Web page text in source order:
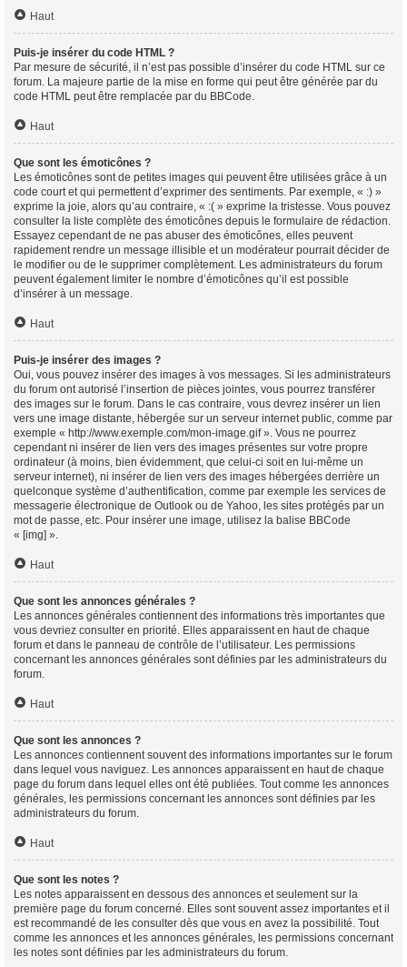
Haut
Puis-je insérer du code HTML ?
Par mesure de sécurité, il n’est pas possible d’insérer du code HTML sur ce
forum. La majeure partie de la mise en forme qui peut être générée par du
code HTML peut être remplacée par du BBCode.
Haut
Que sont les émoticônes ?
Les émoticônes sont de petites images qui peuvent être utilisées grâce à un
code court et qui permettent d’exprimer des sentiments. Par exemple, « :) »
exprime la joie, alors qu’au contraire, « :( » exprime la tristesse. Vous pouvez
consulter la liste complète des émoticônes depuis le formulaire de rédaction.
Essayez cependant de ne pas abuser des émoticônes, elles peuvent
rapidement rendre un message illisible et un modérateur pourrait décider de
le modifier ou de le supprimer complètement. Les administrateurs du forum
peuvent également limiter le nombre d’émoticônes qu’il est possible
d’insérer à un message.
Haut
Puis-je insérer des images ?
Oui, vous pouvez insérer des images à vos messages. Si les administrateurs
du forum ont autorisé l’insertion de pièces jointes, vous pourrez transférer
des images sur le forum. Dans le cas contraire, vous devrez insérer un lien
vers une image distante, hébergée sur un serveur internet public, comme par
exemple « http://www.exemple.com/mon-image.gif ». Vous ne pourrez
cependant ni insérer de lien vers des images présentes sur votre propre
ordinateur (à moins, bien évidemment, que celui-ci soit en lui-même un
serveur internet), ni insérer de lien vers des images hébergées derrière un
quelconque système d’authentification, comme par exemple les services de
messagerie électronique de Outlook ou de Yahoo, les sites protégés par un
mot de passe, etc. Pour insérer une image, utilisez la balise BBCode
« [img] ».
Haut
Que sont les annonces générales ?
Les annonces générales contiennent des informations très importantes que
vous devriez consulter en priorité. Elles apparaissent en haut de chaque
forum et dans le panneau de contrôle de l’utilisateur. Les permissions
concernant les annonces générales sont définies par les administrateurs du
forum.
Haut
Que sont les annonces ?
Les annonces contiennent souvent des informations importantes sur le forum
dans lequel vous naviguez. Les annonces apparaissent en haut de chaque
page du forum dans lequel elles ont été publiées. Tout comme les annonces
générales, les permissions concernant les annonces sont définies par les
administrateurs du forum.
Haut
Que sont les notes ?
Les notes apparaissent en dessous des annonces et seulement sur la
première page du forum concerné. Elles sont souvent assez importantes et il
est recommandé de les consulter dès que vous en avez la possibilité. Tout
comme les annonces et les annonces générales, les permissions concernant
les notes sont définies par les administrateurs du forum.